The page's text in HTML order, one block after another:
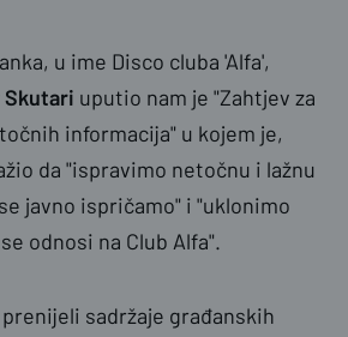
u ime Disco cluba 'Alfa',
Skutari uputio nam je "Zahtjev za
informacija" u kojem je,
da "ispravimo netočnu i lažnu
javno ispričamo" i "uklonimo
odnosi na Club Alfa".
sadržaje građanskih